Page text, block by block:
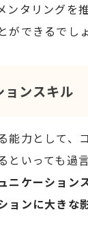
ンタリングを
できるでしょ
ョンスキル
能力として、
といっても過
ニケーション
ョンに大きな